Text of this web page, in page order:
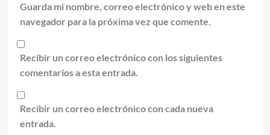
Guarda mi nombre, correo electrónico y web en este
navegador para la próxima vez que comente.
Recibir un correo electrónico con los siguientes
comentarios a esta entrada.
Recibir un correo electrónico con cada nueva
entrada.